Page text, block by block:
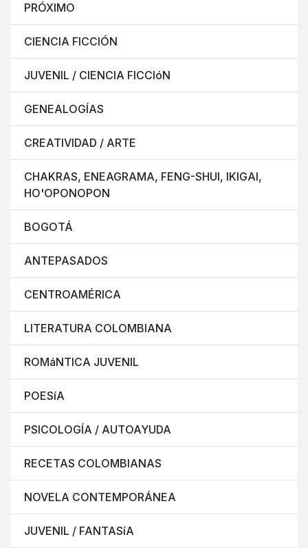
PRÓXIMO
CIENCIA FICCIÓN
JUVENIL / CIENCIA FICCIóN
GENEALOGÍAS
CREATIVIDAD / ARTE
CHAKRAS, ENEAGRAMA, FENG-SHUI, IKIGAI,
HO'OPONOPON
BOGOTÁ
ANTEPASADOS
CENTROAMÉRICA
LITERATURA COLOMBIANA
ROMáNTICA JUVENIL
POESíA
PSICOLOGÍA / AUTOAYUDA
RECETAS COLOMBIANAS
NOVELA CONTEMPORÁNEA
JUVENIL / FANTASíA